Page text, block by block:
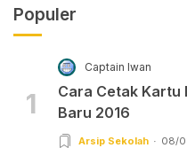
Populer
1
Captain Iwan
Cara Cetak Kartu
Baru 2016
Arsip Sekolah 08/